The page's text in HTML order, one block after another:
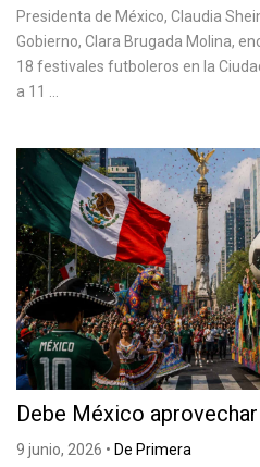
Presidenta de México, Claudia
Gobierno, Clara Brugada Molina,
18 festivales futboleros en la
a 11 ...
Debe México
9 junio, 2026 • De Primera